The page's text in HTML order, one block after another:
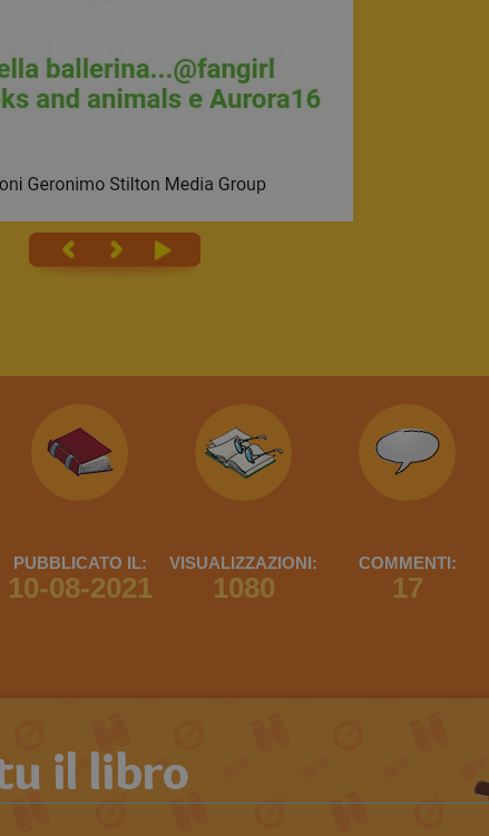
PUBBLICATO IL:
10-08-2021
VISUALIZZAZIONI:
1080
COMMENTI:
17
il libro